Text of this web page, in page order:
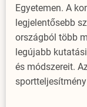
Egyetemen. A
legjelentősebb
országból több
legújabb
és módszereit.